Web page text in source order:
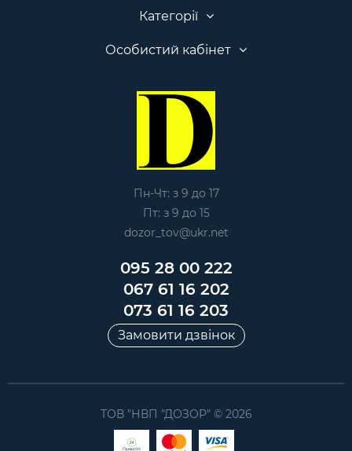
Категорії
Особистий кабінет
Пн-Чт: з 9 до 17
Пт: з 9 до 15
dozor_tov@ukr.net
095 28 00 222
067 61 16 202
073 61 16 203
Замовити дзвінок
ТОВ "НВП "ДОЗОР" © 2026